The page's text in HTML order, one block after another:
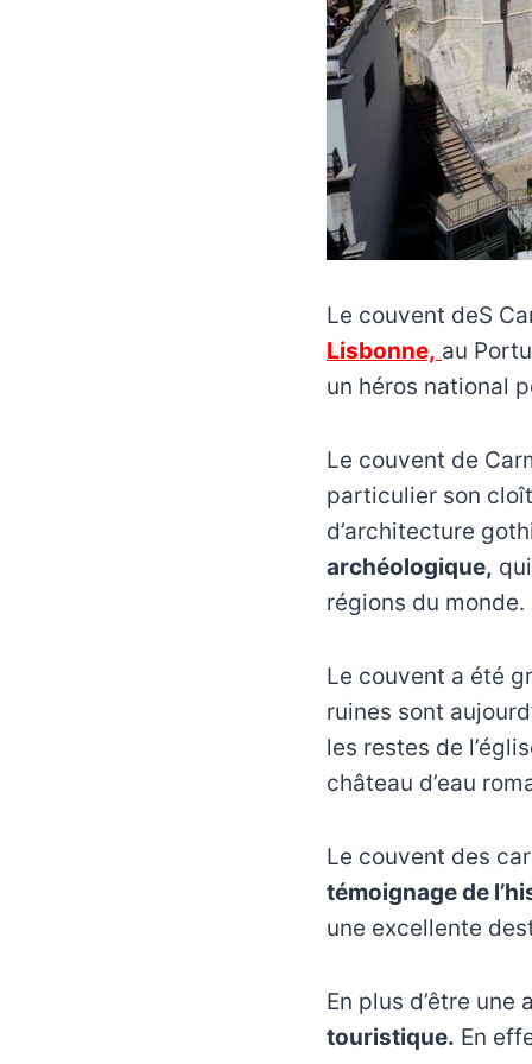
Le couvent deS
Lisbonne, au
un héros national
Le couvent de
particulier son
d’architecture
archéologique,
régions du monde.
Le couvent a été
ruines sont
les restes de
château d’eau
Le couvent des
témoignage de
une excellente
En plus d’être
touristique. En